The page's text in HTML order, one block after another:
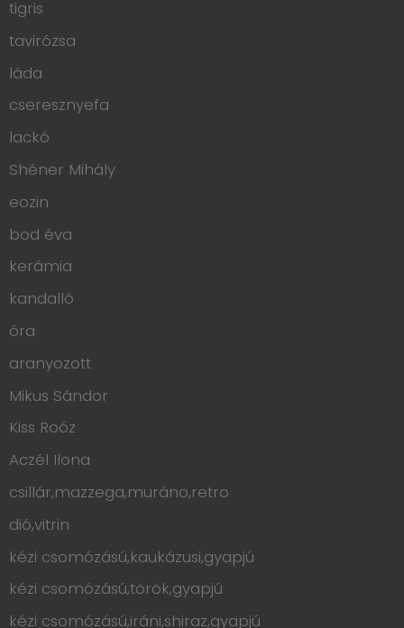
tigris
tavirózsa
láda
cseresznyefa
lackó
Shéner Mihály
eozin
bod éva
kerámia
kandalló
óra
aranyozott
Mikus Sándor
Kiss Roóz
Aczél Ilona
csillár,mazzega,muráno,retro
dió,vitrin
kézi csomózású,kaukázusi,gyapjú
kézi csomózású,török,gyapjú
kézi csomózású,iráni,shiraz,gyapjú